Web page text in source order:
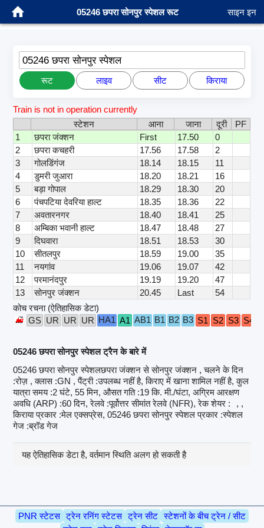
05246 छपरा सोनपुर स्पेशल रूट साइन इन
05246 छपरा सोनपुर स्पेशल
रूट लाइव सीट किराया
Train is not in operation currently
स्टेशन
आना जाना दूरी
PF
1
छपरा जंक्शन First 17.50
0
2
छपरा कचहरी 17.56 17.58
2
3
गोलडिंगंज 18.14 18.15
11
4
डुमरी जुआरा 18.20 18.21
16
5
बड़ा गोपाल 18.29 18.30
20
6
पंचपटिया देवरिया हाल्ट 18.35 18.36
22
7
अवतारनगर 18.40 18.41
25
8
अम्बिका भवानी हाल्ट 18.47 18.48
27
9
दिघवारा 18.51 18.53
30
10
सीतलपुर 18.59 19.00
35
11
नयगांव 19.06 19.07
42
12
परमानंदपुर 19.19 19.20
47
13
सोनपुर जंक्शन 20.45 Last
54
कोच रचना (ऐतिहासिक डेटा)
GS UR UR UR HA1 A1 AB1 B1 B2 B3 S1 S2 S3 S4
05246 छपरा सोनपुर स्पेशल ट्रैन के बारे में
05246 छपरा सोनपुर स्पेशलछपरा जंक्शन से सोनपुर जंक्शन , चलने के दिन
:रोज़ , क्लास :GN , पैंट्री :उपलब्ध नहीं है, किराए में खाना शामिल नहीं है, कुल
यात्रा समय :2 घंटे, 55 मिन, औसत गति :19 कि. मी./घंटा, अग्रिम आरक्षण
अवधि (ARP) :60 दिन, रेलवे :पूर्वोत्तर सीमांत रेलवे (NFR), रेक शेयर :
, ,
किराया प्रकार :मेल एक्सप्रेस, 05246 छपरा सोनपुर स्पेशल प्रकार :स्पेशल
गेज :ब्रॉड गेज
यह ऐतिहासिक डेटा है, वर्तमान स्थिति अलग हो सकती है
PNR स्टेटस ट्रेन रनिंग स्टेटस ट्रेन सीट स्टेशनों के बीच ट्रेन / सीट